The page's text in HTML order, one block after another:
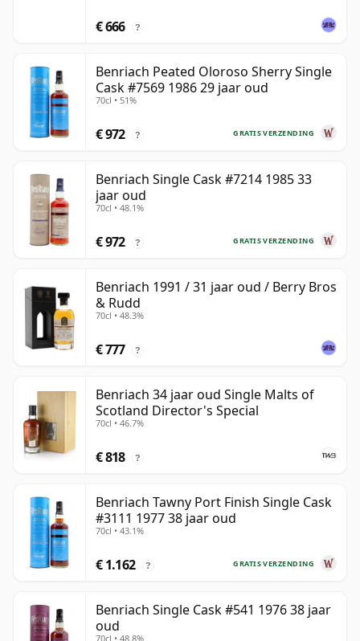
€ 666 ?
Benriach Peated Oloroso Sherry Single
Cask #7569 1986 29 jaar oud
70cl • 51%
GRATIS VERZENDING
€ 972 ?
Benriach Single Cask #7214 1985 33
jaar oud
70cl • 48.1%
GRATIS VERZENDING
€ 972 ?
Benriach 1991 / 31 jaar oud / Berry Bros
& Rudd
70cl • 48.3%
€ 777 ?
Benriach 34 jaar oud Single Malts of
Scotland Director's Special
70cl • 46.7%
€ 818 ?
Benriach Tawny Port Finish Single Cask
#3111 1977 38 jaar oud
70cl • 43.1%
GRATIS VERZENDING
€ 1.162 ?
Benriach Single Cask #541 1976 38 jaar
oud
70cl • 48.8%